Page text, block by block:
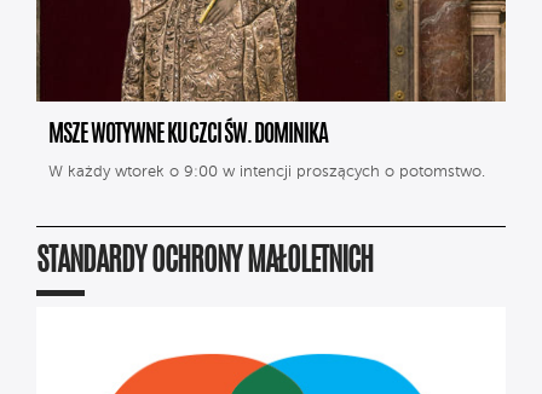
MSZE WOTYWNE KU CZCI ŚW. DOMINIKA
W każdy wtorek o 9:00 w intencji proszących o potomstwo.
STANDARDY OCHRONY MAŁOLETNICH